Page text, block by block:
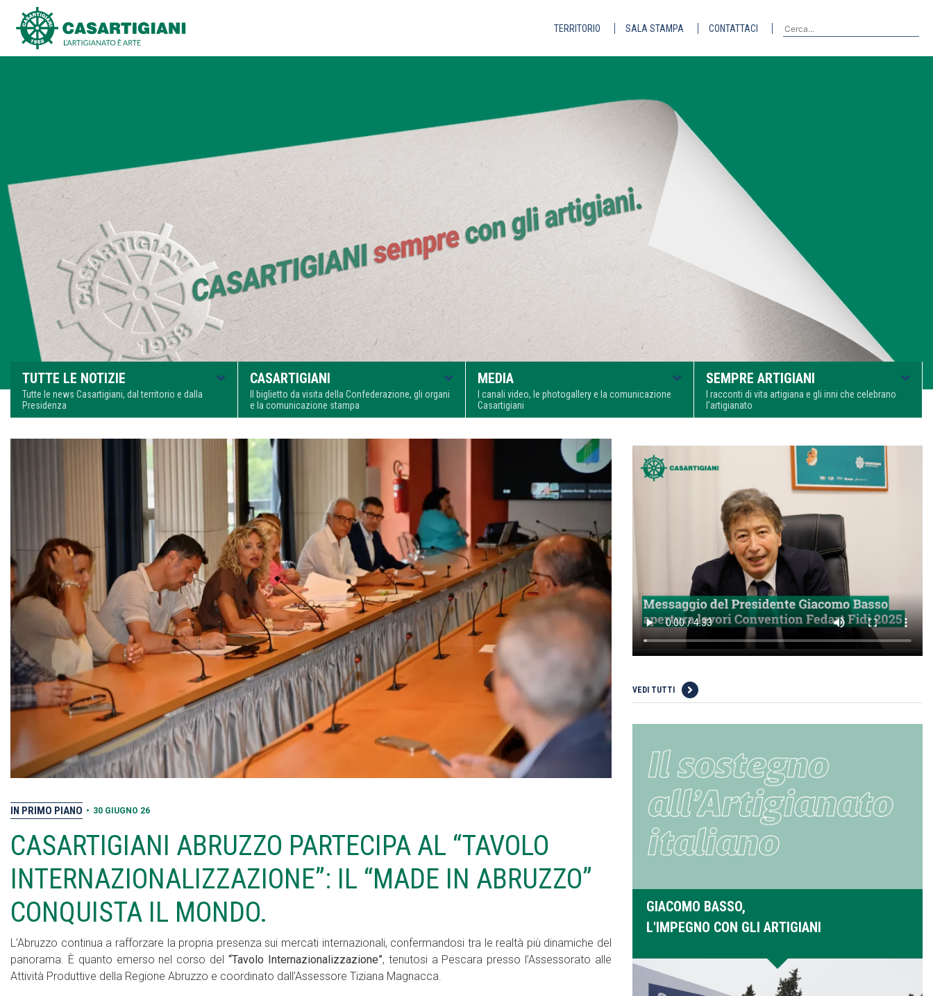
TERRITORIO SALA STAMPA CONTATTACI
TUTTE LE NOTIZIE
Tutte le news Casartigiani, dal territorio e dalla
Presidenza
CASARTIGIANI
Il biglietto da visita della Confederazione, gli organi
e la comunicazione stampa
MEDIA
I canali video, le photogallery e la comunicazione
Casartigiani
SEMPRE ARTIGIANI
I racconti di vita artigiana e gli inni che celebrano
l’artigianato
IN PRIMO PIANO • 30 GIUGNO 26
CASARTIGIANI ABRUZZO PARTECIPA AL “TAVOLO
INTERNAZIONALIZZAZIONE”: IL “MADE IN ABRUZZO”
CONQUISTA IL MONDO.
L’Abruzzo continua a rafforzare la propria presenza sui mercati internazionali, confermandosi tra le realtà più dinamiche del
panorama. È quanto emerso nel corso del “Tavolo Internazionalizzazione”, tenutosi a Pescara presso l’Assessorato alle
Attività Produttive della Regione Abruzzo e coordinato dall’Assessore Tiziana Magnacca.
VEDI TUTTI
GIACOMO BASSO,
L'IMPEGNO CON GLI ARTIGIANI